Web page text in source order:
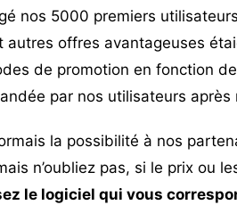
nos 5000 premiers
autres offres avantageuses
de promotion en fonction
par nos utilisateurs après
la possibilité à nos
n’oubliez pas, si le prix ou
le logiciel qui vous